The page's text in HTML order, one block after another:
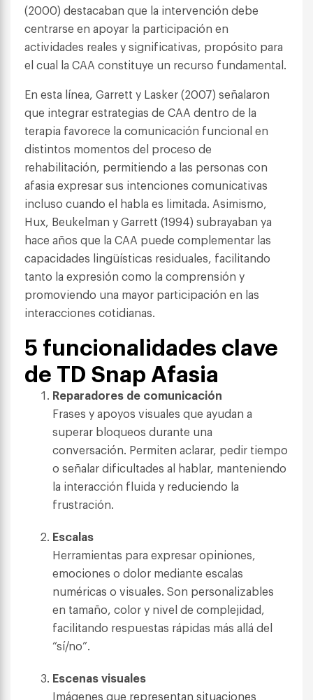
(2000) destacaban que la intervención debe
centrarse en apoyar la participación en
actividades reales y significativas, propósito para
el cual la CAA constituye un recurso fundamental.
En esta línea, Garrett y Lasker (2007) señalaron
que integrar estrategias de CAA dentro de la
terapia favorece la comunicación funcional en
distintos momentos del proceso de
rehabilitación, permitiendo a las personas con
afasia expresar sus intenciones comunicativas
incluso cuando el habla es limitada. Asimismo,
Hux, Beukelman y Garrett (1994) subrayaban ya
hace años que la CAA puede complementar las
capacidades lingüísticas residuales, facilitando
tanto la expresión como la comprensión y
promoviendo una mayor participación en las
interacciones cotidianas.
5 funcionalidades clave
de TD Snap Afasia
Reparadores de comunicación
Frases y apoyos visuales que ayudan a
superar bloqueos durante una
conversación. Permiten aclarar, pedir tiempo
o señalar dificultades al hablar, manteniendo
la interacción fluida y reduciendo la
frustración.
Escalas
Herramientas para expresar opiniones,
emociones o dolor mediante escalas
numéricas o visuales. Son personalizables
en tamaño, color y nivel de complejidad,
facilitando respuestas rápidas más allá del
“sí/no”.
Escenas visuales
Imágenes que representan situaciones